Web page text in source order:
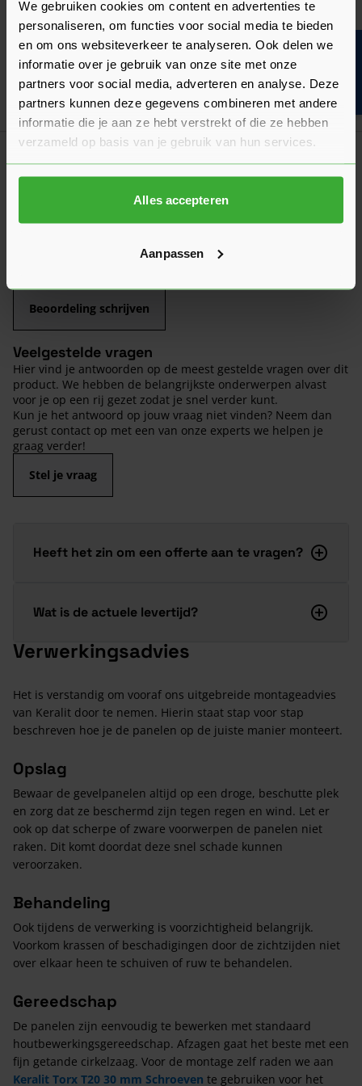
We gebruiken cookies om content en advertenties te
personaliseren, om functies voor social media te bieden
en om ons websiteverkeer te analyseren. Ook delen we
informatie over je gebruik van onze site met onze
partners voor social media, adverteren en analyse. Deze
partners kunnen deze gegevens combineren met andere
informatie die je aan ze hebt verstrekt of die ze hebben
verzameld op basis van je gebruik van hun services.
Alles accepteren
Aanpassen
Onderhoud
Onderhoud: kunststof gevelbekleding
Kunststof gevelbekleding kan je eenvoudig zelf onderhouden.
Bekijk hier hoe en op welke manieren.
Laatst gewijzigd: Maart 2026
Leestijd: 5 minuten
Lees
Klantrecensies
van de kwaliteit en het gebruiksgemak.
review achter, zo help je anderen met jouw mening en
Beoordeling schrijven
Veelgestelde vragen
Hier vind je antwoorden op de meest gestelde vragen over dit
product. We hebben de belangrijkste onderwerpen alvast
voor je op een rij gezet zodat je snel verder kunt.
Kun je het antwoord op jouw vraag niet vinden? Neem dan
gerust contact op met een van onze experts we helpen je
graag verder!
Stel je vraag
Heeft het zin om een offerte aan te vragen?
Wat is de actuele levertijd?
Verwerkingsadvies
Het is verstandig om vooraf ons uitgebreide montageadvies
van Keralit door te nemen. Hierin staat stap voor stap
beschreven hoe je de panelen op de juiste manier monteert.
Opslag
Bewaar de gevelpanelen altijd op een droge, beschutte plek
en zorg dat ze beschermd zijn tegen regen en wind. Let er
ook op dat scherpe of zware voorwerpen de panelen niet
raken. Dit komt doordat deze snel schade kunnen
veroorzaken.
Behandeling
Ook tijdens de verwerking is voorzichtigheid belangrijk.
Voorkom krassen of beschadigingen door de zichtzijden niet
over elkaar heen te schuiven of ruw te behandelen.
Gereedschap
De panelen zijn eenvoudig te bewerken met standaard
houtbewerkingsgereedschap. Afzagen gaat het beste met een
fijn getande cirkelzaag. Voor de montage zelf raden we aan
Keralit Torx T20 30 mm Schroeven te gebruiken voor het